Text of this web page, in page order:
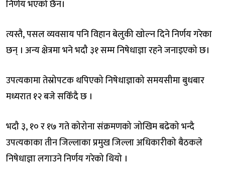
निर्णय भएको छैन।
त्यस्तै, पसल व्यवसाय पनि विहान बेलुकी खोल्न दिने निर्णय गरेका
छन् । अन्य क्षेत्रमा भने भदौ ३१ सम्म निषेधाज्ञा रहने जनाइएको छ।
उपत्यकामा तेस्रोपटक थपिएको निषेधाज्ञाको समयसीमा बुधबार
मध्यरात १२ बजे सकिँदै छ ।
भदौ ३, १० र १७ गते कोरोना संक्रमणको जोखिम बढेको भन्दै
उपत्यकाका तीन जिल्लाका प्रमुख जिल्ला अधिकारीको बैठकले
निषेधाज्ञा लगाउने निर्णय गरेको थियो ।